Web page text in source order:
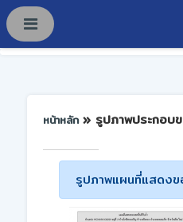
หน้าหลัก » รูปภาพประกอบ
รูปภาพแผนที่แสดงข